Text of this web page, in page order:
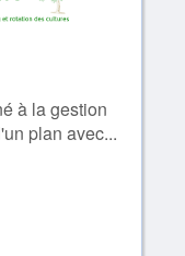
à la gestion
plan avec...
4